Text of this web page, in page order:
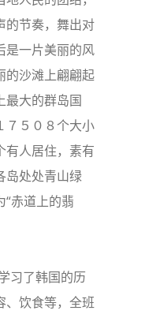
的节奏，舞出对
是一片美丽的风
的沙滩上翩翩起
最大的群岛国
７５０８个大小
有人居住，素有
岛处处青山绿
赤道上的翡
了韩国的历
、饮食等，全班